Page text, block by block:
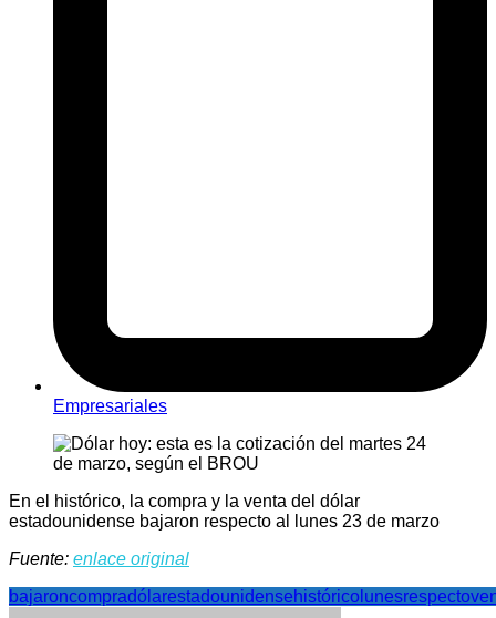
Empresariales
En el histórico, la compra y la venta del dólar
estadounidense bajaron respecto al lunes 23 de marzo
Fuente: enlace original
bajaroncompradólarestadounidensehistórico lunesrespecto